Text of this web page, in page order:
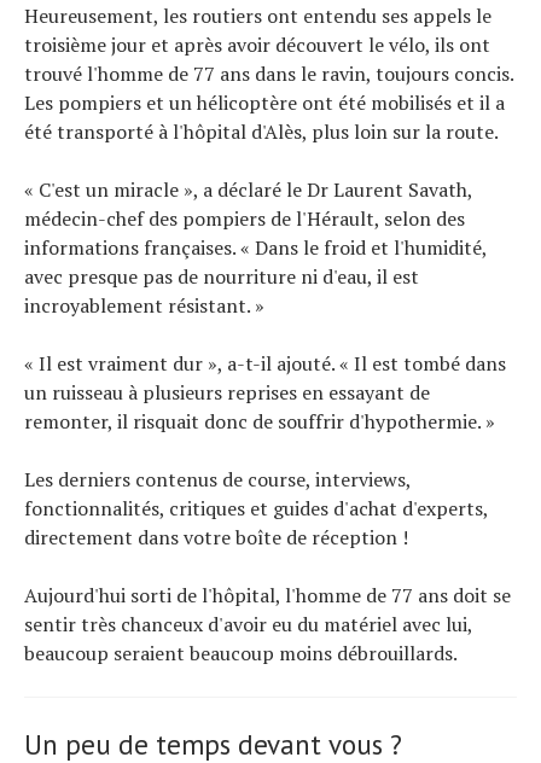
Heureusement, les routiers ont entendu ses appels le
troisième jour et après avoir découvert le vélo, ils ont
trouvé l'homme de 77 ans dans le ravin, toujours concis.
Les pompiers et un hélicoptère ont été mobilisés et il a
été transporté à l'hôpital d'Alès, plus loin sur la route.
« C'est un miracle », a déclaré le Dr Laurent Savath,
médecin-chef des pompiers de l'Hérault, selon des
informations françaises. « Dans le froid et l'humidité,
avec presque pas de nourriture ni d'eau, il est
incroyablement résistant. »
« Il est vraiment dur », a-t-il ajouté. « Il est tombé dans
un ruisseau à plusieurs reprises en essayant de
remonter, il risquait donc de souffrir d'hypothermie. »
Les derniers contenus de course, interviews,
fonctionnalités, critiques et guides d'achat d'experts,
directement dans votre boîte de réception !
Aujourd'hui sorti de l'hôpital, l'homme de 77 ans doit se
sentir très chanceux d'avoir eu du matériel avec lui,
beaucoup seraient beaucoup moins débrouillards.
Un peu de temps devant vous ?